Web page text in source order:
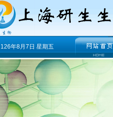
126年8月7日 星期五